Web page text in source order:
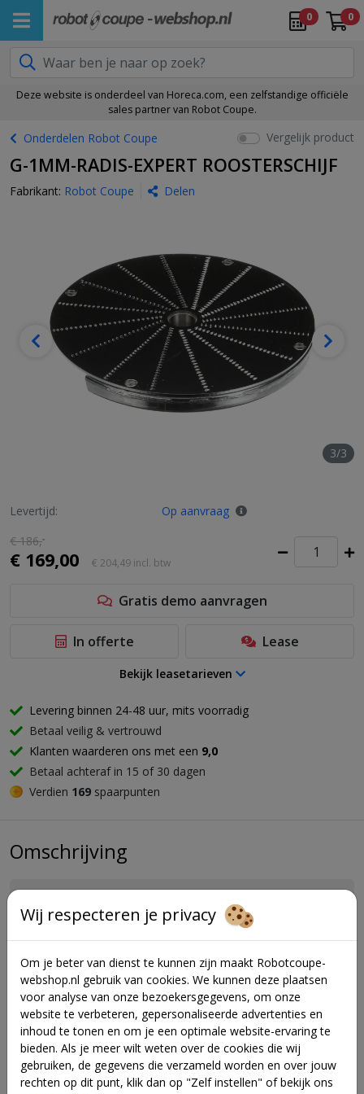
0 0
Deze website is onderdeel van Horeca.com, een zelfstandige officiële
sales partner van Robot Coupe.
Onderdelen Robot Coupe Vergelijk product
G-1MM-RADIS-EXPERT ROOSTERSCHIJF
Fabrikant: Robot Coupe Delen
3/3
Levertijd:
Op aanvraag
€ 186,-
€ 169,00 € 204,49 incl. btw
Gratis demo aanvragen
In offerte Lease
Bekijk leasetarieven
Levering binnen 24-48 uur, mits voorradig
Betaal veilig & vertrouwd
Klanten waarderen ons met een 9,0
Betaal achteraf in 15 of 30 dagen
Verdien 169 spaarpunten
Omschrijving
Let op: Dit product kan niet geretourneerd
worden omdat het speciaal voor jou is
besteld.
Wij respecteren je privacy
Om je beter van dienst te kunnen zijn maakt Robotcoupe-
webshop.nl gebruik van cookies. We kunnen deze plaatsen
voor analyse van onze bezoekersgegevens, om onze
website te verbeteren, gepersonaliseerde advertenties en
inhoud te tonen en om je een optimale website-ervaring te
bieden. Als je meer wilt weten over de cookies die wij
gebruiken, de gegevens die verzameld worden en over jouw
rechten op dit punt, klik dan op "Zelf instellen" of bekijk ons